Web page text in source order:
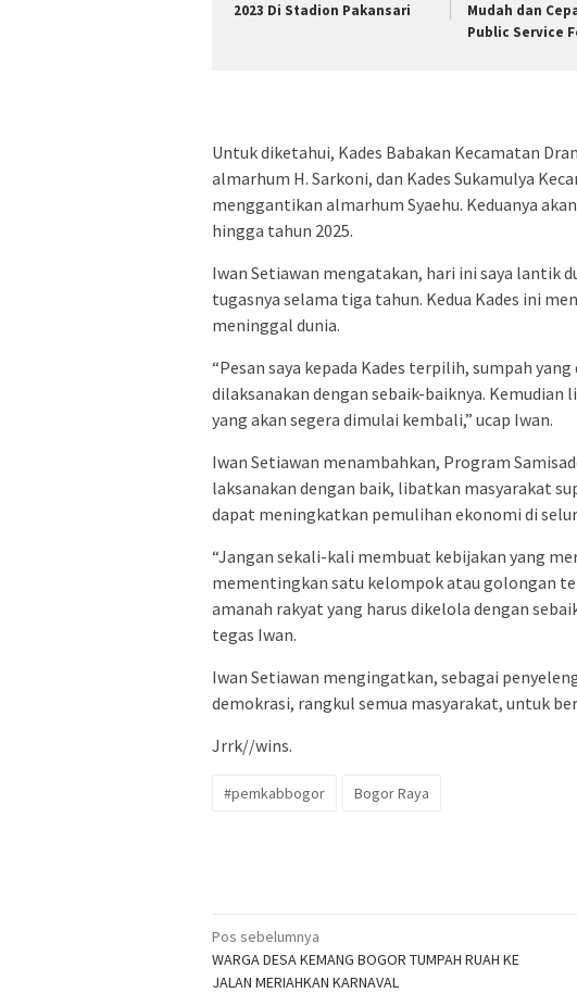
2023 Di Stadion Pakansari
Mudah dan
Public Service
Untuk diketahui, Kades Babakan Kecamatan
almarhum H. Sarkoni, dan Kades Sukamulya
menggantikan almarhum Syaehu. Keduanya
hingga tahun 2025.
Iwan Setiawan mengatakan, hari ini saya lantik
tugasnya selama tiga tahun. Kedua Kades ini
meninggal dunia.
“Pesan saya kepada Kades terpilih, sumpah
dilaksanakan dengan sebaik-baiknya.
yang akan segera dimulai kembali,” ucap Iwan.
Iwan Setiawan menambahkan, Program
laksanakan dengan baik, libatkan masyarakat
dapat meningkatkan pemulihan ekonomi di
“Jangan sekali-kali membuat kebijakan yang
mementingkan satu kelompok atau golongan
amanah rakyat yang harus dikelola dengan
tegas Iwan.
Iwan Setiawan mengingatkan, sebagai
demokrasi, rangkul semua masyarakat, untuk
Jrrk//wins.
#pemkabbogor Bogor Raya
Navigasi
pos
Pos sebelumnya
WARGA DESA KEMANG BOGOR TUMPAH RUAH KE
JALAN MERIAHKAN KARNAVAL